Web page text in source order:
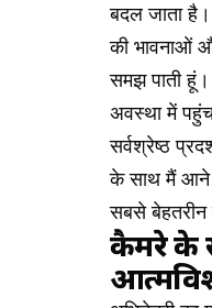
बदल जाता
की भावनाओं
समझ पाती
अवस्था में
सर्वश्रेष्ठ
के साथ मैं आने
सबसे बेहतरीन
कैमरे के